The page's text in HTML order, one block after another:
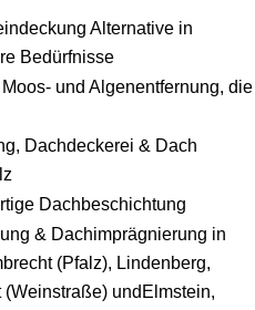
Alternative in
Bedürfnisse
und Algenentfernung, die
Dachdeckerei & Dach
Dachbeschichtung
& Dachimprägnierung in
(Pfalz), Lindenberg,
undElmstein,